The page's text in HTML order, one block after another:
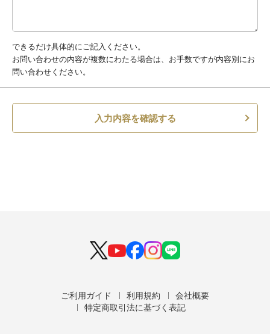
できるだけ具体的にご記入ください。
お問い合わせの内容が複数にわたる場合は、お手数ですが内容別にお
問い合わせください。
入力内容を確認する
ご利用ガイド 利用規約
会社概要
特定商取引法に基づく表記